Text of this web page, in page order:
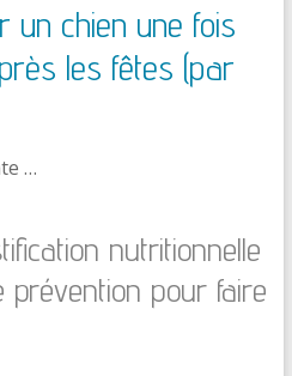
un chien une fois
les fêtes (par
…
nutritionnelle
prévention pour faire